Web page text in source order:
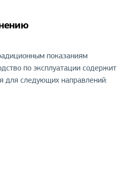
показаниям
по эксплуатации содержит
для следующих направлений: